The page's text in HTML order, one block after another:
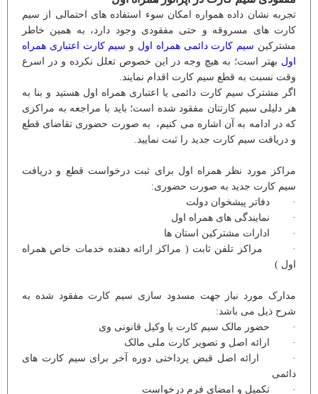
تجربه نشان داده همواره امکان سوء استفاده های احتمالی از سیم
کارت های مسروقه و حتی مفقودی وجود دارد، به همین خاطر
مشترکین سیم کارت دائمی همراه اول و سیم کارت اعتباری همراه
اول بهتر است؛ به هیچ وجه در این خصوص تعلل نکرده و در اسرع
وقت نسبت به قطع سیم کارت اقدام نمایند.
اگر مشترک سیم کارت دائمی یا اعتباری همراه اول هستید و بنا به
هر دلیلی سیم کارتتان مفقود شده است؛ باید با مراجعه به مراکزی
که در ادامه به آن اشاره می کنیم، به صورت حضوری تقاضای قطع
و دریافت سیم کارت جدید را ثبت نمایید.
مراکز مورد نظر همراه اول برای ثبت درخواست قطع و دریافت
سیم کارت جدید به صورت حضوری:
· دفاتر پیشخوان دولت
· نمایندگی های همراه اول
· ادارات مشترکین استان ها
· مراکز تلفن ثابت ( مراکز ارائه دهنده خدمات خاص همراه
اول )
مدارک مورد نیاز جهت مسدود سازی سیم کارت مفقود شده به
شرح ذیل می باشد:
· حضور مالک سیم کارت یا وکیل قانونی وی
· ارائه اصل و تصویر کارت ملی مالک
· ارائه اصل قبض پرداختی دوره آخر برای سیم کارت های
دائمی
· تکمیل و امضای فرم درخواست